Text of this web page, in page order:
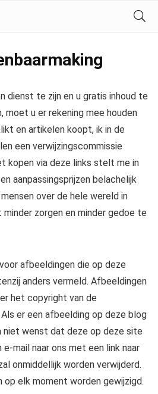
dienst te zijn en u gratis inhoud te
moet u er rekening mee houden
en artikelen koopt, ik in de
een verwijzingscommissie
kopen via deze links stelt me in
aanpassingsprijzen belachelijk
over de hele wereld in
zorgen en minder gedoe te
afbeeldingen die op deze
anders vermeld. Afbeeldingen
het copyright van de
er een afbeelding op deze blog
niet wenst dat deze op deze site
mail naar ons met een link naar
onmiddellijk worden verwijderd.
op elk moment worden gewijzigd.